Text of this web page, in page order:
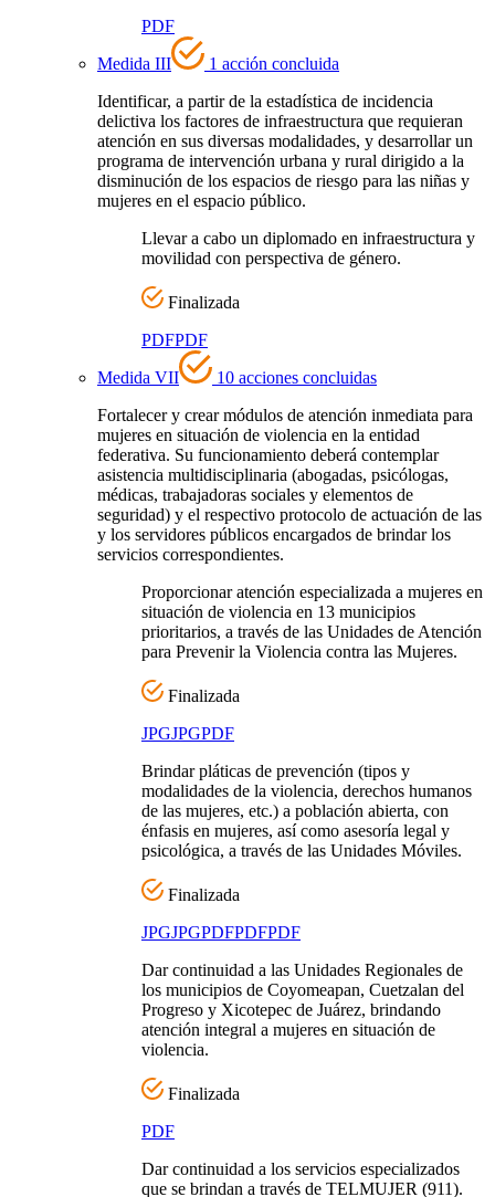
PDF
Medida III
1 acción concluida
Identificar, a partir de la estadística de incidencia
delictiva los factores de infraestructura que requieran
atención en sus diversas modalidades, y desarrollar un
programa de intervención urbana y rural dirigido a la
disminución de los espacios de riesgo para las niñas y
mujeres en el espacio público.
Llevar a cabo un diplomado en infraestructura y
movilidad con perspectiva de género.
Finalizada
PDFPDF
Medida VII
10 acciones concluidas
Fortalecer y crear módulos de atención inmediata para
mujeres en situación de violencia en la entidad
federativa. Su funcionamiento deberá contemplar
asistencia multidisciplinaria (abogadas, psicólogas,
médicas, trabajadoras sociales y elementos de
seguridad) y el respectivo protocolo de actuación de las
y los servidores públicos encargados de brindar los
servicios correspondientes.
Proporcionar atención especializada a mujeres en
situación de violencia en 13 municipios
prioritarios, a través de las Unidades de Atención
para Prevenir la Violencia contra las Mujeres.
Finalizada
JPGJPGPDF
Brindar pláticas de prevención (tipos y
modalidades de la violencia, derechos humanos
de las mujeres, etc.) a población abierta, con
énfasis en mujeres, así como asesoría legal y
psicológica, a través de las Unidades Móviles.
Finalizada
JPGJPGPDFPDFPDF
Dar continuidad a las Unidades Regionales de
los municipios de Coyomeapan, Cuetzalan del
Progreso y Xicotepec de Juárez, brindando
atención integral a mujeres en situación de
violencia.
Finalizada
PDF
Dar continuidad a los servicios especializados
que se brindan a través de TELMUJER (911).